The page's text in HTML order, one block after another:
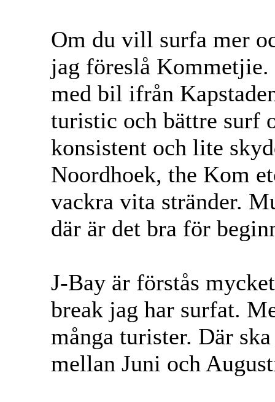
Om du vill surfa mer
jag föreslå
med bil ifrån
turistic och bättre surf
konsistent och lite
Noordhoek, the Kom
vackra vita stränder.
där är det bra för
J-Bay är förstås
break jag har surfat.
många turister. Där
mellan Juni och